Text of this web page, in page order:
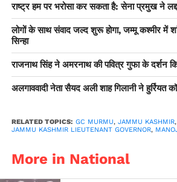
राष्ट्र हम पर भरोसा कर सकता है: सेना प्रमुख ने
लोगों के साथ संवाद जल्द शुरू होगा, जम्मू कश्मीर में
सिन्हा
राजनाथ सिंह ने अमरनाथ की पवित्र गुफा के दर्शन
अलगाववादी नेता सैयद अली शाह गिलानी ने हुर्रियत
RELATED TOPICS: GC MURMU, JAMMU KASHMIR,
JAMMU KASHMIR LIEUTENANT GOVERNOR,
More in National